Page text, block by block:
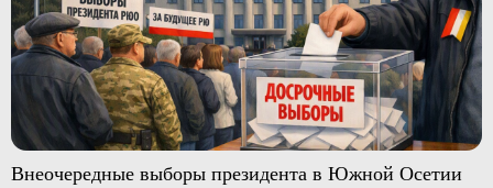
Внеочередные выборы президента в Южной Осетии